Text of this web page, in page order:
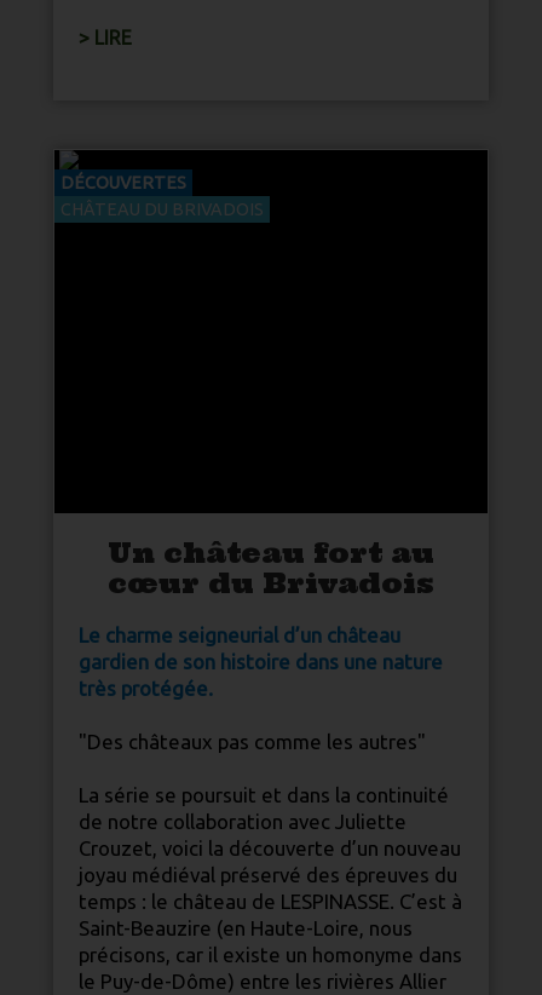
> LIRE
DÉCOUVERTES
CHÂTEAU DU BRIVADOIS
Un château fort au
cœur du Brivadois
Le charme seigneurial d’un château
gardien de son histoire dans une nature
très protégée.
"Des châteaux pas comme les autres"
La série se poursuit et dans la continuité
de notre collaboration avec Juliette
Crouzet, voici la découverte d’un nouveau
joyau médiéval préservé des épreuves du
temps : le château de LESPINASSE. C’est à
Saint-Beauzire (en Haute-Loire, nous
précisons, car il existe un homonyme dans
le Puy-de-Dôme) entre les rivières Allier